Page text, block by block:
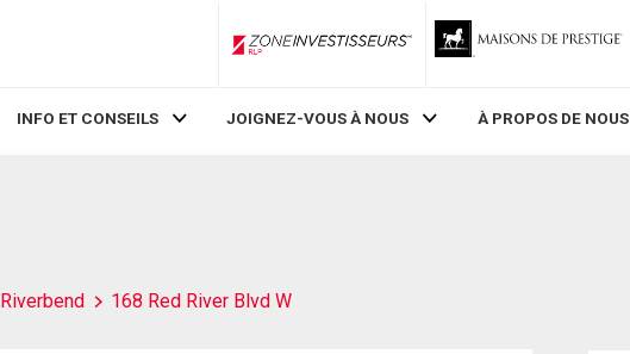
ZoneInvestisseurs RLP
INFO ET CONSEILS JOIGNEZ-VOUS À NOUS À PROPOS DE NOUS
Riverbend 168 Red River Blvd W